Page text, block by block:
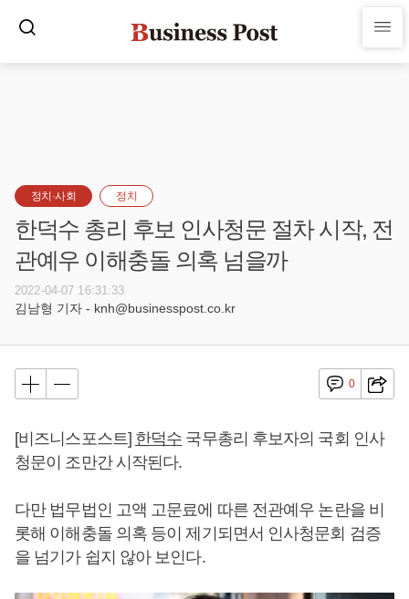
정치·사회 정치
한덕수 총리 후보 인사청문 절차 시작, 전
관예우 이해충돌 의혹 넘을까
2022-04-07 16:31:33
김남형 기자 - knh@businesspost.co.kr
0
[비즈니스포스트] 한덕수 국무총리 후보자의 국회 인사
청문이 조만간 시작된다.
다만 법무법인 고액 고문료에 따른 전관예우 논란을 비
롯해 이해충돌 의혹 등이 제기되면서 인사청문회 검증
을 넘기가 쉽지 않아 보인다.